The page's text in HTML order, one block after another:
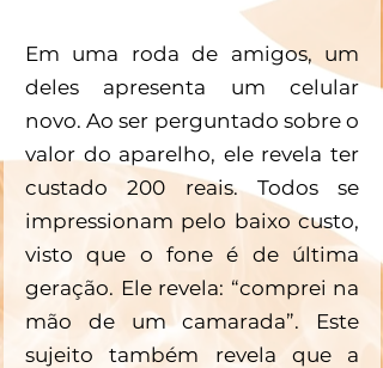
Em uma roda de amigos, um
deles apresenta um celular
novo. Ao ser perguntado sobre o
valor do aparelho, ele revela ter
custado 200 reais. Todos se
impressionam pelo baixo custo,
visto que o fone é de última
geração. Ele revela: “comprei na
mão de um camarada”. Este
sujeito também revela que a